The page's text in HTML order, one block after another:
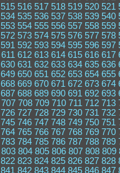
515 516 517 518 519 520 521
534 535 536 537 538 539 540
553 554 555 556 557 558 559
572 573 574 575 576 577 578
591 592 593 594 595 596 597
611 612 613 614 615 616 617
630 631 632 633 634 635 636
649 650 651 652 653 654 655
668 669 670 671 672 673 674
687 688 689 690 691 692 693
707 708 709 710 711 712 713
726 727 728 729 730 731 732
745 746 747 748 749 750 751
764 765 766 767 768 769 770
783 784 785 786 787 788 789
803 804 805 806 807 808 809
822 823 824 825 826 827 828
841 842 843 844 845 846 847